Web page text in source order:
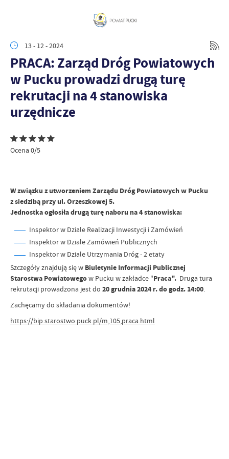
13 - 12 - 2024
PRACA: Zarząd Dróg Powiatowych
w Pucku prowadzi drugą turę
rekrutacji na 4 stanowiska
urzędnicze
Ocena 0/5
W związku z utworzeniem Zarządu Dróg Powiatowych w Pucku
z siedzibą przy ul. Orzeszkowej 5.
Jednostka ogłosiła drugą turę naboru na 4 stanowiska:
Inspektor w Dziale Realizacji Inwestycji i Zamówień
Inspektor w Dziale Zamówień Publicznych
Inspektor w Dziale Utrzymania Dróg - 2 etaty
Szczegóły znajdują się w Biuletynie Informacji Publicznej
Starostwa Powiatowegow Pucku w zakładce "Praca". Druga tura
rekrutacji prowadzona jest do 20 grudnia 2024 r. do godz. 14:00.
Zachęcamy do składania dokumentów!
https://bip.starostwo.puck.pl/m,105,praca.html